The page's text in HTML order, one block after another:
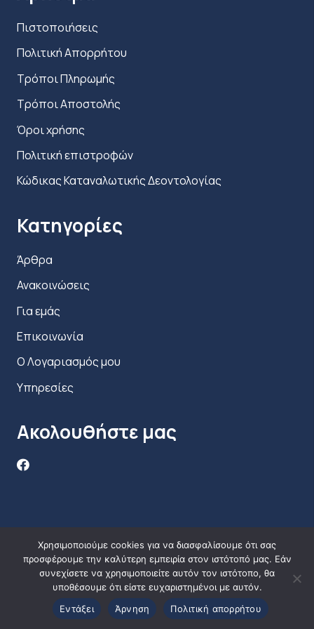
Πιστοποιήσεις
Πολιτική Απορρήτου
Τρόποι Πληρωμής
Τρόποι Αποστολής
Όροι χρήσης
Πολιτική επιστροφών
Κώδικας Καταναλωτικής Δεοντολογίας
Κατηγορίες
Άρθρα
Ανακοινώσεις
Για εμάς
Επικοινωνία
Ο Λογαριασμός μου
Υπηρεσίες
Ακολουθήστε μας
Χρησιμοποιούμε cookies για να διασφαλίσουμε ότι σας
προσφέρουμε την καλύτερη εμπειρία στον ιστότοπό μας. Εάν
συνεχίσετε να χρησιμοποιείτε αυτόν τον ιστότοπο, θα
υποθέσουμε ότι είστε ευχαριστημένοι με αυτόν.
Εντάξει
Άρνηση Πολιτική απορρήτου